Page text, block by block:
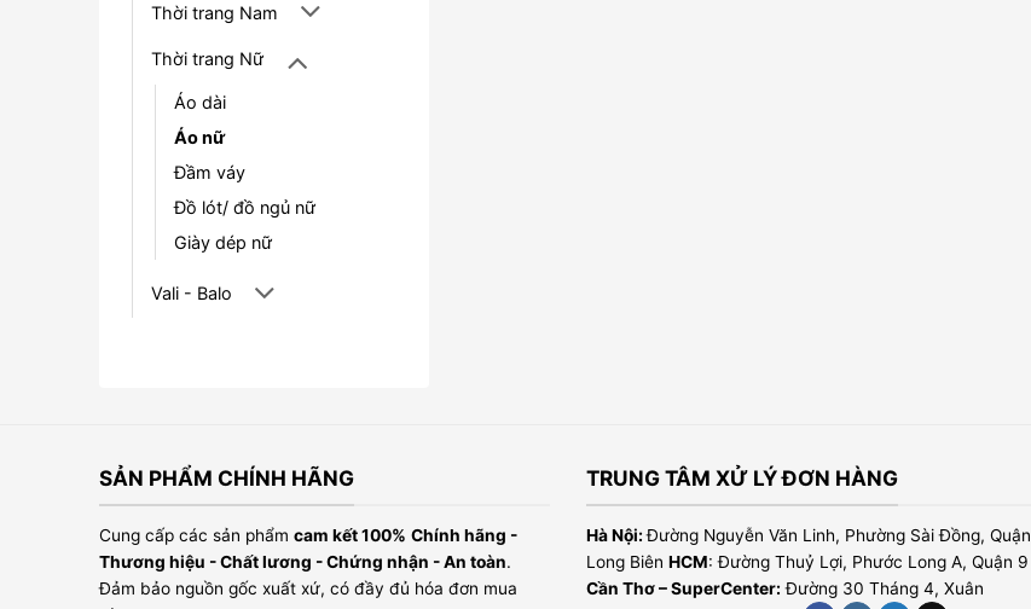
Thời trang Nam
Thời trang Nữ
Áo dài
Áo nữ
Đầm váy
Đồ lót/ đồ ngủ nữ
Giày dép nữ
Vali - Balo
SẢN PHẨM CHÍNH HÃNG
Cung cấp các sản phẩm cam kết 100% Chính hãng -
Thương hiệu - Chất lương - Chứng nhận - An toàn.
Đảm bảo nguồn gốc xuất xứ, có đầy đủ hóa đơn mua
TRUNG TÂM XỬ LÝ ĐƠN HÀNG
Hà Nội:Đường Nguyễn Văn Linh, Phường Sài Đồng, Quận
Long BiênHCM: Đường Thuỷ Lợi, Phước Long A, Quận 9
Cần Thơ – SuperCenter: Đường 30 Tháng 4, Xuân